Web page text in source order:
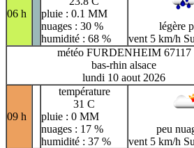
06 h
pluie : 0.1 MM
nuages : 30 %
humidité : 68 %
légère
vent 5 km/h
météo FURDENHEIM 67117
bas-rhin alsace
lundi 10 aout 2026
09 h
température
31 C
pluie : 0 MM
nuages : 17 %
humidité : 37 %
peu
vent 5 km/h